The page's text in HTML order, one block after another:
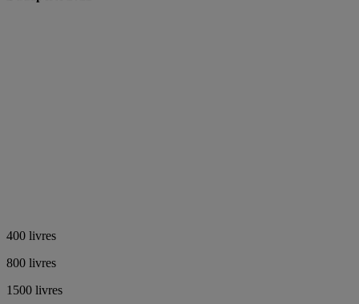
400 livres
800 livres
1500 livres